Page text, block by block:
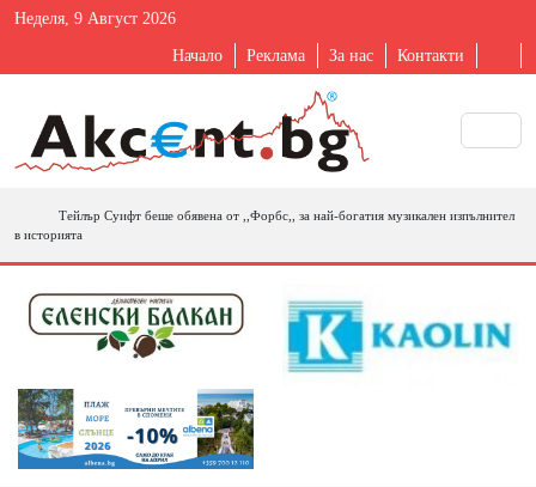
Неделя, 9 Август 2026
Начало Реклама За нас Контакти
Тейлър Суифт беше обявена от ,,Форбс,, за най-богатия музикален изпълнител
в историята